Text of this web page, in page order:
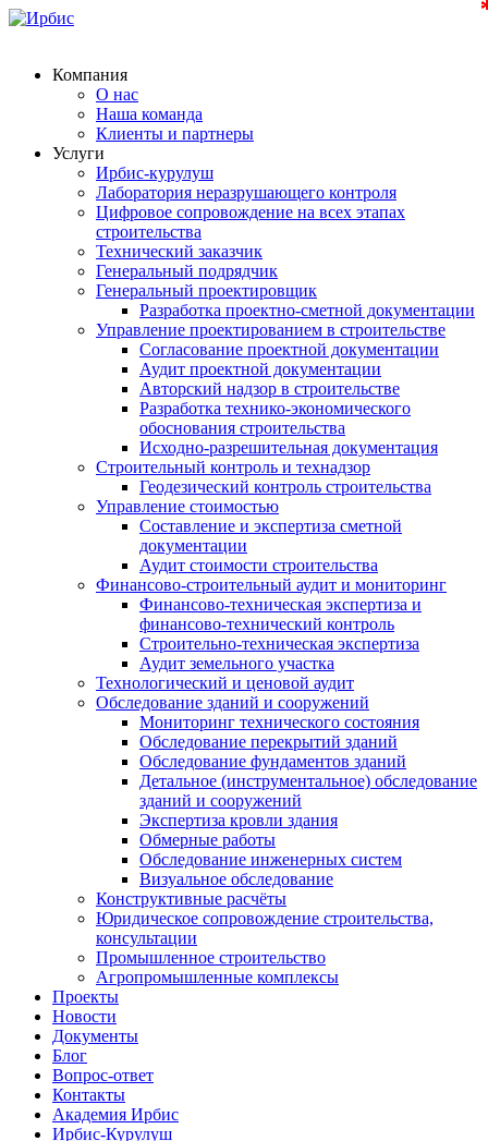
Компания
О нас
Наша команда
Клиенты и партнеры
Услуги
Ирбис-курулуш
Лаборатория неразрушающего контроля
Цифровое сопровождение на всех этапах
строительства
Технический заказчик
Генеральный подрядчик
Генеральный проектировщик
Разработка проектно-сметной документации
Управление проектированием в строительстве
Согласование проектной документации
Аудит проектной документации
Авторский надзор в строительстве
Разработка технико-экономического
обоснования строительства
Исходно-разрешительная документация
Строительный контроль и технадзор
Геодезический контроль строительства
Управление стоимостью
Составление и экспертиза сметной
документации
Аудит стоимости строительства
Финансово-строительный аудит и мониторинг
Финансово-техническая экспертиза и
финансово-технический контроль
Строительно-техническая экспертиза
Аудит земельного участка
Технологический и ценовой аудит
Обследование зданий и сооружений
Мониторинг технического состояния
Обследование перекрытий зданий
Обследование фундаментов зданий
Детальное (инструментальное) обследование
зданий и сооружений
Экспертиза кровли здания
Обмерные работы
Обследование инженерных систем
Визуальное обследование
Конструктивные расчёты
Юридическое сопровождение строительства,
консультации
Промышленное строительство
Агропромышленные комплексы
Проекты
Новости
Документы
Блог
Вопрос-ответ
Контакты
Академия Ирбис
Ирбис-Курулуш